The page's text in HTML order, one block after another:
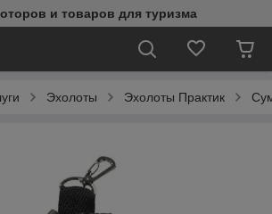
и товаров для туризма
Эхолоты Эхолоты Практик